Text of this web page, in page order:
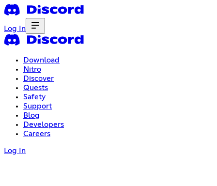
Log In
Download
Nitro
Discover
Quests
Safety
Support
Blog
Developers
Careers
Log In